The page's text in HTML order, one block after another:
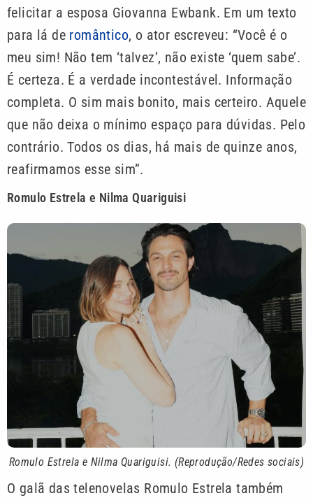
felicitar a esposa Giovanna Ewbank. Em um texto
para lá de romântico, o ator escreveu: “Você é o
meu sim! Não tem ‘talvez’, não existe ‘quem sabe’.
É certeza. É a verdade incontestável. Informação
completa. O sim mais bonito, mais certeiro. Aquele
que não deixa o mínimo espaço para dúvidas. Pelo
contrário. Todos os dias, há mais de quinze anos,
reafirmamos esse sim”.
Romulo Estrela e Nilma Quariguisi
Romulo Estrela e Nilma Quariguisi. (Reprodução/Redes sociais)
O galã das telenovelas Romulo Estrela também